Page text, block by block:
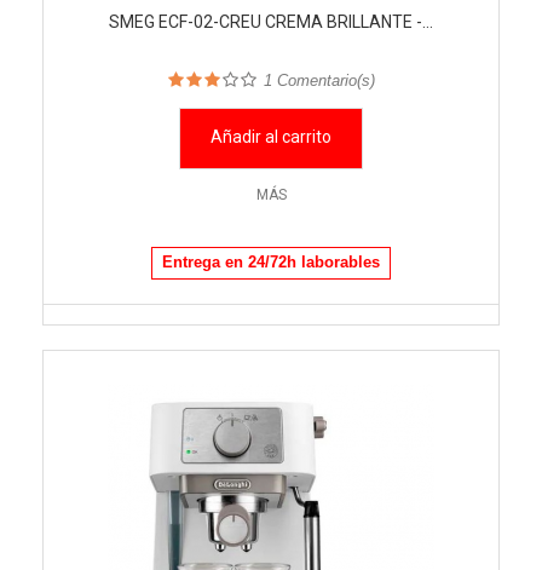
SMEG ECF-02-CREU CREMA BRILLANTE -...
1 Comentario(s)
Añadir al carrito
MÁS
Entrega en 24/72h laborables